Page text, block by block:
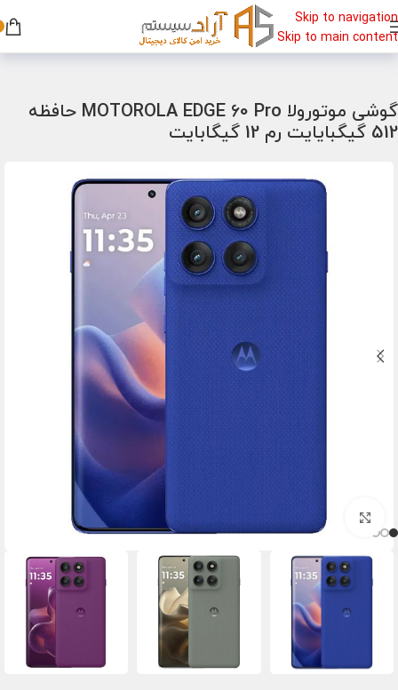
Skip to navigation
Skip to main content
خانه/گوشی/ گوشی موتورولا
گوشی موتورولا MOTOROLA EDGE 60 Pro حافظه
512 گیگبایایت رم 12 گیگابایت
برای بزرگنمایی کلیک کنید